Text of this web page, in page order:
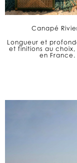
Canapé
Longueur et
et finitions au
en France.